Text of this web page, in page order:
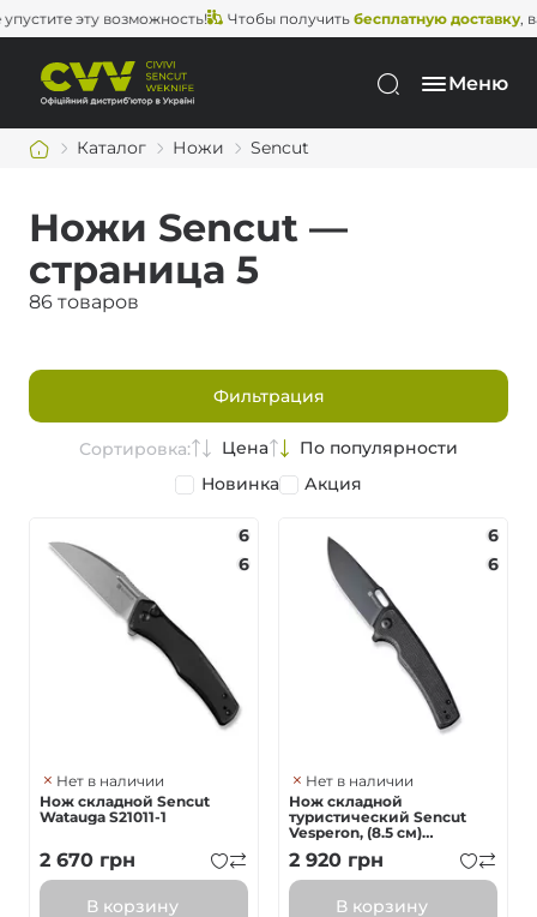
эту возможность! Чтобы получитьбесплатную доставку, вам
Меню
Каталог Ножи Sencut
Ножи Sencut —
страница 5
86 товаров
Фильтрация
Сортировка: Цена
По популярности
Новинка
Акция
6
6
Нет в наличии
Нож складной Sencut
Watauga S21011-1
2 670 грн
В корзину
6
6
Нет в наличии
Нож складной
туристический Sencut
Vesperon, (8.5 см)
9Cr18MoV / Micarta черный
2 920 грн
В корзину